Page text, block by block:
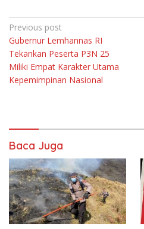
Navigasi
pos
Previous post
Gubernur Lemhannas RI
Tekankan Peserta P3N 25
Miliki Empat Karakter Utama
Kepemimpinan Nasional
Baca Juga